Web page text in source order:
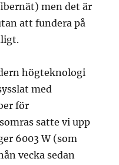
men det är
att fundera på
högteknologi
med
för
satte vi upp
6003 W (som
vecka sedan